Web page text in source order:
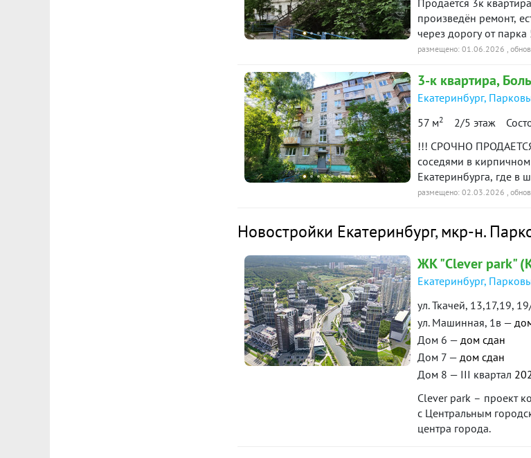
Продаётся 3к
произведён ремонт,
чepeз дopогу от парка
остановки
размещено: 01.06.2026 ,
3-к квартира,
Екатеринбург,
57 м2 2/5 этаж
!!! СРОЧНО ПРОДАЕТСЯ
соседями в
Екатеринбурга, где в
Маяковского. А двор
в непосредственной
поликлиника,
маршрутами в разные
установлена
техника. Для
свободных
долгов и
на сделку! Звоните! ID
размещено: 02.03.2026 ,
Новостройки Екатеринбург,мкр-н.
ЖК "Clever park"
Екатеринбург,
ул. Ткачей, 13,17,19,
ул. Машинная, 1в —
Дом 6 — дом сдан
Дом 7 — дом сдан
Дом 8 — III квартал
Clever park – проект
с Центральным
центра города.